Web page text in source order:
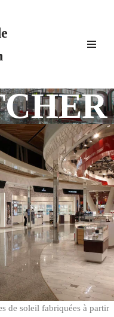
de soleil fabriquées à partir